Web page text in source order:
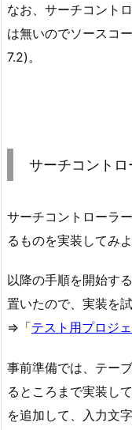
なお、サーチコント
は無いのでソースコ
7.2)。
サーチコント
サーチコントローラ
るものを実装してみよ
以降の手順を開始す
置いたので、実装を
⇒「テスト用プロジ
事前準備では、テー
るところまで実装し
を追加して、入力文